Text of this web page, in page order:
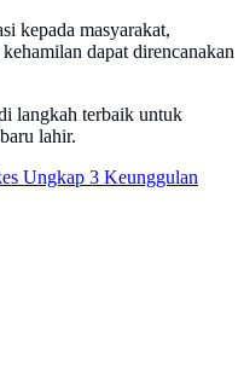
kepada masyarakat,
dapat direncanakan
langkah terbaik untuk
lahir.
Ungkap 3 Keunggulan